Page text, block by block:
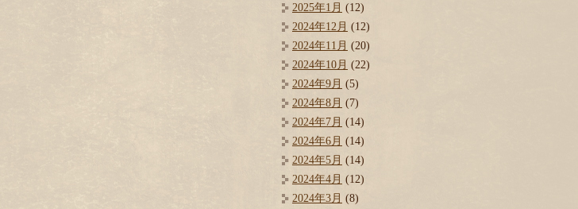
2025年1月 (12)
2024年12月 (12)
2024年11月 (20)
2024年10月 (22)
2024年9月 (5)
2024年8月 (7)
2024年7月 (14)
2024年6月 (14)
2024年5月 (14)
2024年4月 (12)
2024年3月 (8)